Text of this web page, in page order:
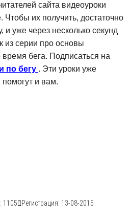
сайта видеоуроки
их получить, достаточно
и уже через несколько секунд
из серии про основы
бега. Подписаться на
по бегу . Эти уроки уже
и вам.
1105
Регистрация: 13-08-2015